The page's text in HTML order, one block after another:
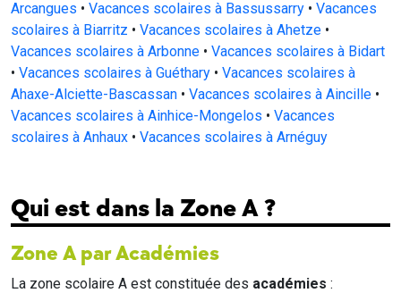
Arcangues • Vacances scolaires à Bassussarry • Vacances
scolaires à Biarritz • Vacances scolaires à Ahetze •
Vacances scolaires à Arbonne • Vacances scolaires à Bidart
• Vacances scolaires à Guéthary • Vacances scolaires à
Ahaxe-Alciette-Bascassan • Vacances scolaires à Aincille •
Vacances scolaires à Ainhice-Mongelos • Vacances
scolaires à Anhaux • Vacances scolaires à Arnéguy
Qui est dans la Zone A ?
Zone A par Académies
La zone scolaire A est constituée des académies :